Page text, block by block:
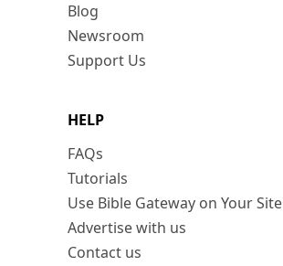
Blog
Newsroom
Support Us
HELP
FAQs
Tutorials
Use Bible Gateway on Your Site
Advertise with us
Contact us